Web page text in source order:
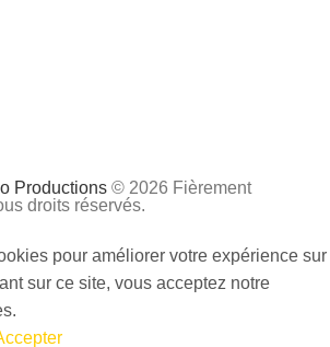
Productions © 2026 Fièrement
droits réservés.
pour améliorer votre expérience sur
sur ce site, vous acceptez notre